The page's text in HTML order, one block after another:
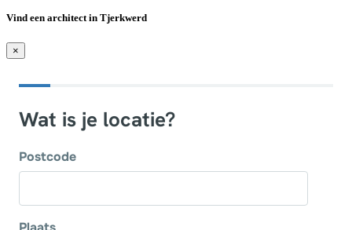
Vind een architect in Tjerkwerd
×